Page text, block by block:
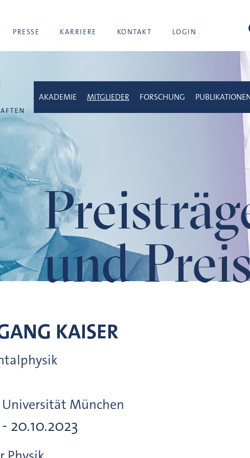
PRESSE KARRIERE KONTAKT LOGIN
und
AKADEMIE MITGLIEDER FORSCHUNG
KAISER
Universität München
20.10.2023